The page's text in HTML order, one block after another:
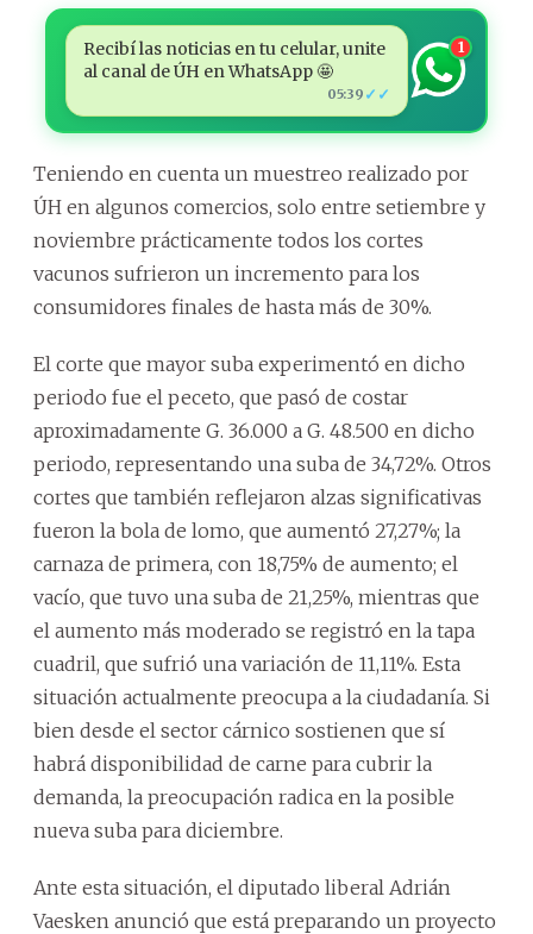
Recibí las noticias en tu celular, unite
al canal de ÚH en WhatsApp 🤩
05:39 ✓✓
1
Teniendo en cuenta un muestreo realizado por
ÚH en algunos comercios, solo entre setiembre y
noviembre prácticamente todos los cortes
vacunos sufrieron un incremento para los
consumidores finales de hasta más de 30%.
El corte que mayor suba experimentó en dicho
periodo fue el peceto, que pasó de costar
aproximadamente G. 36.000 a G. 48.500 en dicho
periodo, representando una suba de 34,72%. Otros
cortes que también reflejaron alzas significativas
fueron la bola de lomo, que aumentó 27,27%; la
carnaza de primera, con 18,75% de aumento; el
vacío, que tuvo una suba de 21,25%, mientras que
el aumento más moderado se registró en la tapa
cuadril, que sufrió una variación de 11,11%. Esta
situación actualmente preocupa a la ciudadanía. Si
bien desde el sector cárnico sostienen que sí
habrá disponibilidad de carne para cubrir la
demanda, la preocupación radica en la posible
nueva suba para diciembre.
Ante esta situación, el diputado liberal Adrián
Vaesken anunció que está preparando un proyecto